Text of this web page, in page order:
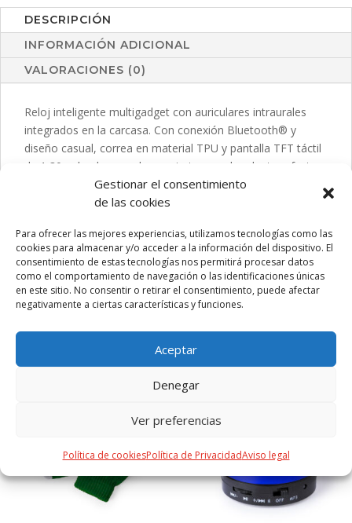
Gestionar el consentimiento
de las cookies
Para ofrecer las mejores experiencias, utilizamos tecnologías como las
cookies para almacenar y/o acceder a la información del dispositivo. El
consentimiento de estas tecnologías nos permitirá procesar datos
como el comportamiento de navegación o las identificaciones únicas
en este sitio. No consentir o retirar el consentimiento, puede afectar
negativamente a ciertas características y funciones.
Aceptar
Denegar
Ver preferencias
Política de cookiesPolítica de PrivacidadAviso legal
DESCRIPCIÓN
INFORMACIÓN ADICIONAL
VALORACIONES (0)
Reloj inteligente multigadget con auriculares intraurales
integrados en la carcasa. Con conexión Bluetooth® y
diseño casual, correa en material TPU y pantalla TFT táctil
de 1,30 pulgadas, que lo convierten en el gadget perfecto
para todo tipo de actividades deportivas, de ocio y para el
día a día.Resistente a salpicaduras de agua, con APP
incluido) y presentado en atractiva caja de diseño.
Disponible manual de instrucciones en español e inglés.
PRODUCTOS RELACIONADOS